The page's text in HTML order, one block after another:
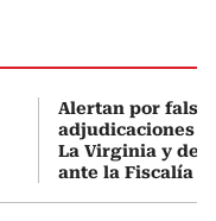
Alertan por
adjudicaciones
La Virginia y
ante la Fiscalía